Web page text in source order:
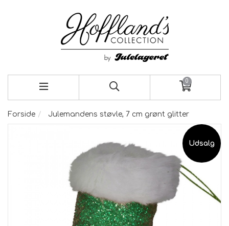
0
Forside Julemandens støvle, 7 cm grønt glitter
Udsalg